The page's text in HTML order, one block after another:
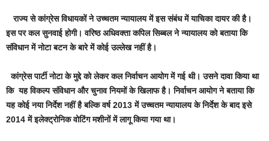
राज्य से कांग्रेस विधायकों ने उच्चतम न्यायालय में इस संबंध में याचिका दायर की है।
इस पर कल सुनवाई होगी। वरिष्ठ अधिवक्ता कपिल सिब्बल ने न्यायालय को बताया कि
संविधान में नोटा बटन के बारे में कोई उल्लेख नहीं है।
कांग्रेस पार्टी नोटा के मुद्दे को लेकर कल निर्वाचन आयोग में गई थी। उसने दावा किया था
कि यह विकल्प संविधान और चुनाव नियमों के खिलाफ है। निर्वाचन आयोग ने बताया कि
यह कोई नया निर्देश नहीं है बल्कि वर्ष 2013 में उच्चतम न्यायालय के निर्देश के बाद इसे
2014 में इलेक्ट्रोनिक वोटिंग मशीनों में लागू किया गया था।